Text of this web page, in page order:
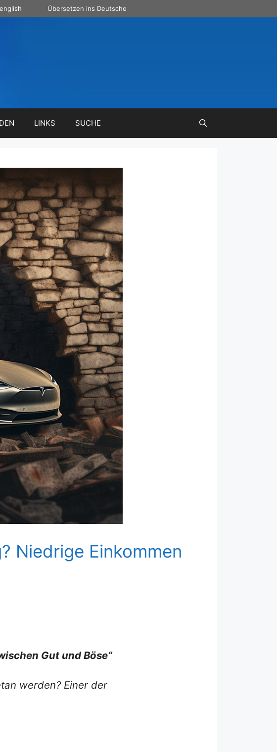
Übersetzen ins Deutsche
LINKS SUCHE
Niedrige Einkommen
Gut und Böse“
werden? Einer der